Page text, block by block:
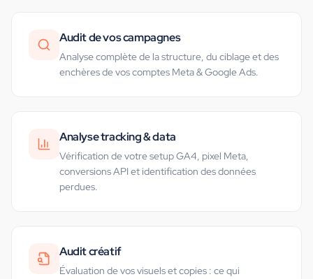
Audit de vos campagnes
Analyse complète de la structure, du ciblage et des
enchères de vos comptes Meta & Google Ads.
Analyse tracking & data
Vérification de votre setup GA4, pixel Meta,
conversions API et identification des données
perdues.
Audit créatif
Évaluation de vos visuels et copies : ce qui